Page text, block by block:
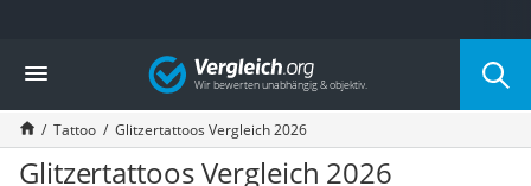
Die beliebtesten Vergleiche nach Kategorie
Freizeit & Sport
Gartentrampolin
Trampolin
Metalldetektor
Vergleich
Tattoo Glitzertattoos Vergleich 2026
Glitzertattoos Vergleich 2026